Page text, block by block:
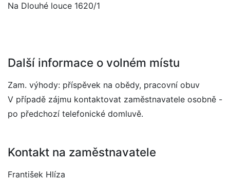
Na Dlouhé louce 1620/1
Další informace o volném místu
Zam. výhody: příspěvek na obědy, pracovní obuv
V případě zájmu kontaktovat zaměstnavatele osobně -
po předchozí telefonické domluvě.
Kontakt na zaměstnavatele
František Hlíza